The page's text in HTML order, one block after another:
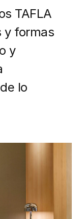
TAFLA
y formas
y
lo